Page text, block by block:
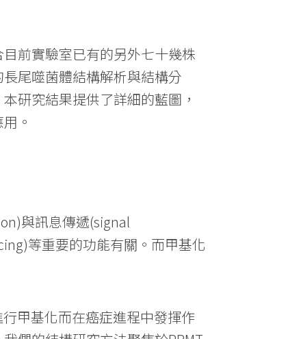
前實驗室已有的另外七十幾株
尾噬菌體結構解析與結構分
研究結果提供了詳細的藍圖，
。
與訊息傳遞(signal
等重要的功能有關。而甲基化
甲基化而在癌症進程中發揮作